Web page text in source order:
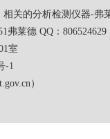
关的分析检测仪器-弗
弗莱德 QQ：806524629
室
-1
）